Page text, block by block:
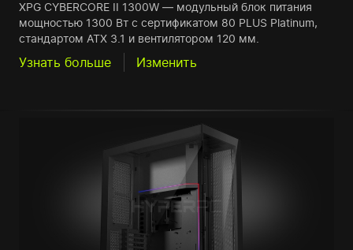
XPG CYBERCORE II 1300W — модульный блок питания
мощностью 1300 Вт с сертификатом 80 PLUS Platinum,
стандартом ATX 3.1 и вентилятором 120 мм.
Узнать больше Изменить